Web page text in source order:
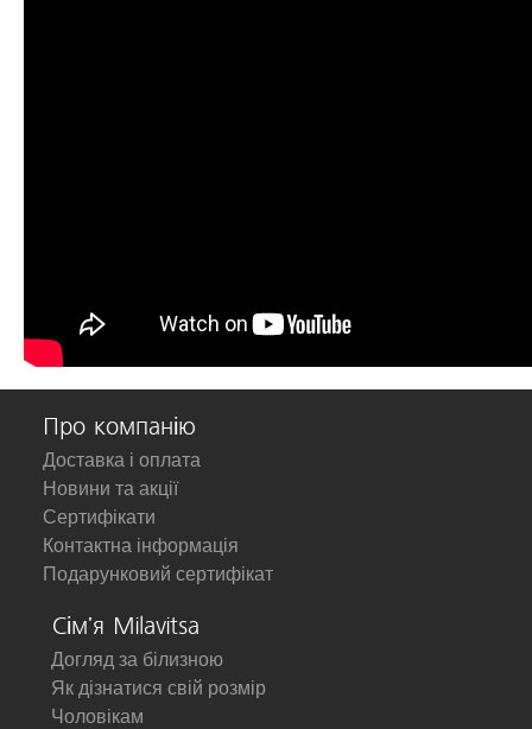
Про компанію
Доставка і оплата
Новини та акції
Сертифікати
Контактна інформація
Подарунковий сертифікат
Сім'я Milavitsa
Догляд за білизною
Як дізнатися свій розмір
Чоловікам